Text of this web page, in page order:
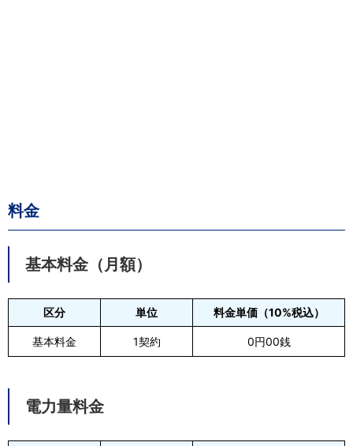
料金
基本料金（月額）
区分 単位 料金単価（10%税込）
基本料金 1契約 0円00銭
電力量料金